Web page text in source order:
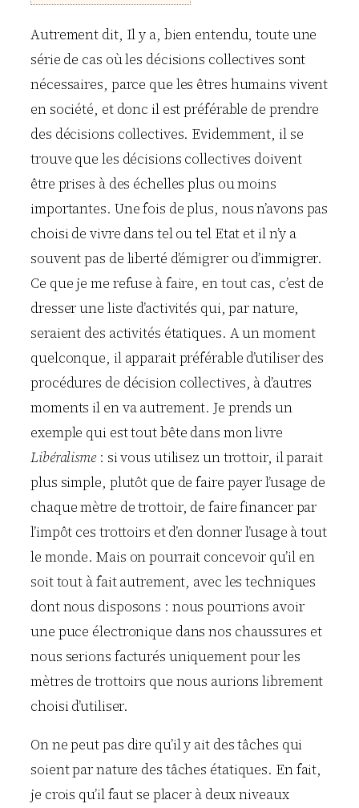
Autrement dit, Il y a, bien entendu, toute une
série de cas où les décisions collectives sont
nécessaires, parce que les êtres humains vivent
en société, et donc il est préférable de prendre
des décisions collectives. Evidemment, il se
trouve que les décisions collectives doivent
être prises à des échelles plus ou moins
importantes. Une fois de plus, nous n’avons pas
choisi de vivre dans tel ou tel Etat et il n’y a
souvent pas de liberté d’émigrer ou d’immigrer.
Ce que je me refuse à faire, en tout cas, c’est de
dresser une liste d’activités qui, par nature,
seraient des activités étatiques. A un moment
quelconque, il apparait préférable d’utiliser des
procédures de décision collectives, à d’autres
moments il en va autrement. Je prends un
exemple qui est tout bête dans mon livre
Libéralisme: si vous utilisez un trottoir, il parait
plus simple, plutôt que de faire payer l’usage de
chaque mètre de trottoir, de faire financer par
l’impôt ces trottoirs et d’en donner l’usage à tout
le monde. Mais on pourrait concevoir qu’il en
soit tout à fait autrement, avec les techniques
dont nous disposons : nous pourrions avoir
une puce électronique dans nos chaussures et
nous serions facturés uniquement pour les
mètres de trottoirs que nous aurions librement
choisi d’utiliser.
On ne peut pas dire qu’il y ait des tâches qui
soient par nature des tâches étatiques. En fait,
je crois qu’il faut se placer à deux niveaux